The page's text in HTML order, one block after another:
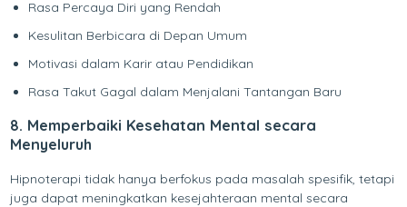
Rasa Percaya Diri yang Rendah
Kesulitan Berbicara di Depan Umum
Motivasi dalam Karir atau Pendidikan
Rasa Takut Gagal dalam Menjalani Tantangan Baru
8. Memperbaiki Kesehatan Mental secara
Menyeluruh
Hipnoterapi tidak hanya berfokus pada masalah spesifik, tetapi
juga dapat meningkatkan kesejahteraan mental secara